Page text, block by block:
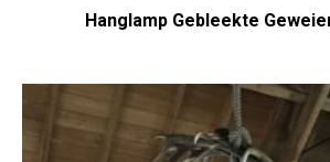
Hanglamp Gebleekte